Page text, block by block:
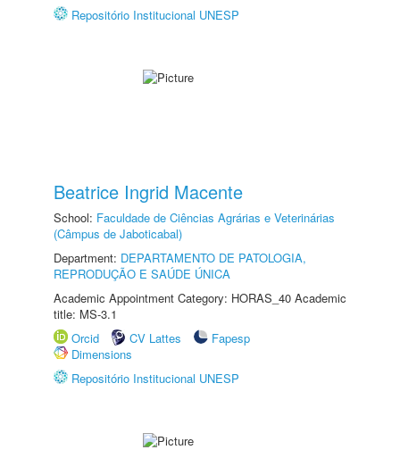
Repositório Institucional UNESP
Beatrice Ingrid Macente
School: Faculdade de Ciências Agrárias e Veterinárias
(Câmpus de Jaboticabal)
Department: DEPARTAMENTO DE PATOLOGIA,
REPRODUÇÃO E SAÚDE ÚNICA
Academic Appointment Category: HORAS_40 Academic
title: MS-3.1
Orcid
CV Lattes
Fapesp
Dimensions
Repositório Institucional UNESP